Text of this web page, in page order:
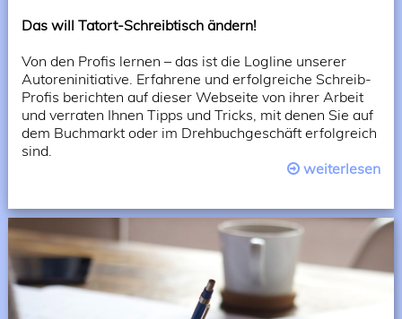
Das will Tatort-Schreibtisch ändern!
Von den Profis lernen – das ist die Logline unserer
Autoreninitiative. Erfahrene und erfolgreiche Schreib-
Profis berichten auf dieser Webseite von ihrer Arbeit
und verraten Ihnen Tipps und Tricks, mit denen Sie auf
dem Buchmarkt oder im Drehbuchgeschäft erfolgreich
sind.
weiterlesen